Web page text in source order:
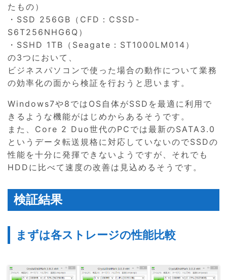
たもの）
・SSD 256GB（CFD：CSSD-
S6T256NHG6Q）
・SSHD 1TB（Seagate：ST1000LM014）
の3つにおいて、
ビジネスパソコンで使った場合の動作について業務
の効率化の面から検証を行おうと思います。
Windows7や8ではOS自体がSSDを最適に利用で
きるような機能がはじめからあるそうです。
また、Core 2 Duo世代のPCでは最新のSATA3.0
というデータ転送規格に対応していないのでSSDの
性能を十分に発揮できないようですが、それでも
HDDに比べて速度の改善は見込めるそうです。
検証結果
まずは各ストレージの性能比較